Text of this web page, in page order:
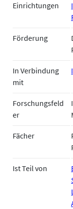
Einrichtungen
Förderung
In Verbindung
mit
Forschungsfeld
er
Fächer
Ist Teil von